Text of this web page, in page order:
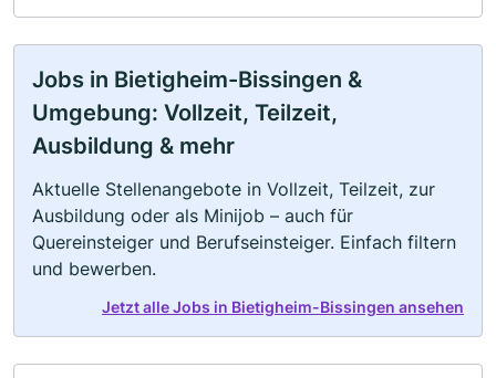
Jobs in Bietigheim-Bissingen &
Umgebung: Vollzeit, Teilzeit,
Ausbildung & mehr
Aktuelle Stellenangebote in Vollzeit, Teilzeit, zur
Ausbildung oder als Minijob – auch für
Quereinsteiger und Berufseinsteiger. Einfach filtern
und bewerben.
Jetzt alle Jobs in Bietigheim-Bissingen ansehen